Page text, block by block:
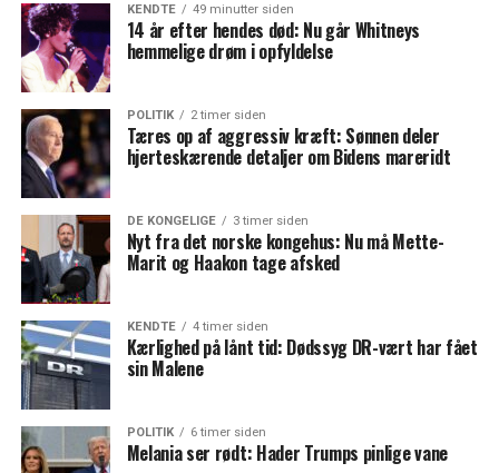
KENDTE 49 minutter siden
14 år efter hendes død: Nu går Whitneys
hemmelige drøm i opfyldelse
POLITIK 2 timer siden
Tæres op af aggressiv kræft: Sønnen deler
hjerteskærende detaljer om Bidens mareridt
DE KONGELIGE 3 timer siden
Nyt fra det norske kongehus: Nu må Mette-
Marit og Haakon tage afsked
KENDTE 4 timer siden
Kærlighed på lånt tid: Dødssyg DR-vært har fået
sin Malene
POLITIK 6 timer siden
Melania ser rødt: Hader Trumps pinlige vane